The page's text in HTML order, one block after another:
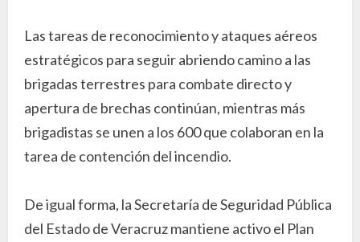
Las tareas de reconocimiento y ataques aéreos
estratégicos para seguir abriendo camino a las
brigadas terrestres para combate directo y
apertura de brechas continúan, mientras más
brigadistas se unen a los 600 que colaboran en la
tarea de contención del incendio.
De igual forma, la Secretaría de Seguridad Pública
del Estado de Veracruz mantiene activo el Plan